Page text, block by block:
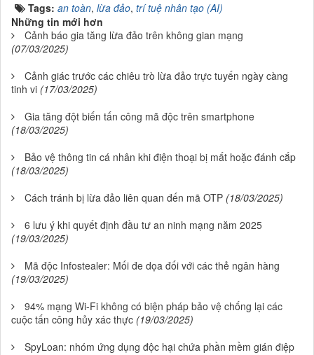
Tags: an toàn, lừa đảo, trí tuệ nhân tạo (AI)
Những tin mới hơn
Cảnh báo gia tăng lừa đảo trên không gian mạng
(07/03/2025)
Cảnh giác trước các chiêu trò lừa đảo trực tuyến ngày càng
tinh vi (17/03/2025)
Gia tăng đột biến tấn công mã độc trên smartphone
(18/03/2025)
Bảo vệ thông tin cá nhân khi điện thoại bị mất hoặc đánh cắp
(18/03/2025)
Cách tránh bị lừa đảo liên quan đến mã OTP (18/03/2025)
6 lưu ý khi quyết định đầu tư an ninh mạng năm 2025
(19/03/2025)
Mã độc Infostealer: Mối đe dọa đối với các thẻ ngân hàng
(19/03/2025)
94% mạng Wi-Fi không có biện pháp bảo vệ chống lại các
cuộc tấn công hủy xác thực (19/03/2025)
SpyLoan: nhóm ứng dụng độc hại chứa phần mềm gián điệp